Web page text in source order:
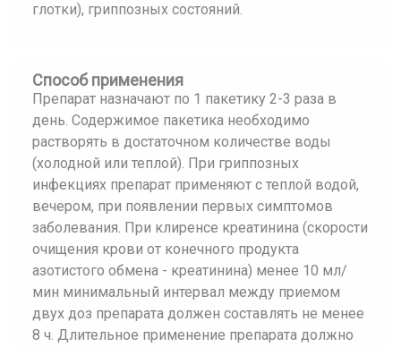
глотки), гриппозных состояний.
Способ применения
Препарат назначают по 1 пакетику 2-3 раза в
день. Содержимое пакетика необходимо
растворять в достаточном количестве воды
(холодной или теплой). При гриппозных
инфекциях препарат применяют с теплой водой,
вечером, при появлении первых симптомов
заболевания. При клиренсе креатинина (скорости
очищения крови от конечного продукта
азотистого обмена - креатинина) менее 10 мл/
мин минимальный интервал между приемом
двух доз препарата должен составлять не менее
8 ч. Длительное применение препарата должно